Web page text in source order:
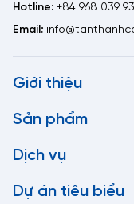
Hotline: +84 968 039
Email:
Giới thiệu
Sản phẩm
Dịch vụ
Dự án tiêu biểu